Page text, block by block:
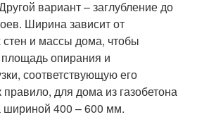
вариант – заглубление до
Ширина зависит от
стен и массы дома, чтобы
опирания и
соответствующую его
правило, для дома из газобетона
шириной 400 – 600 мм.